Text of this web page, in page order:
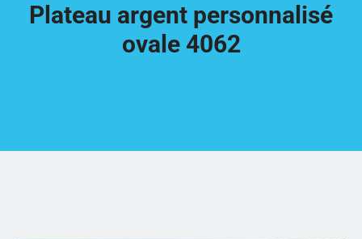
Plateau argent personnalisé
ovale 4062